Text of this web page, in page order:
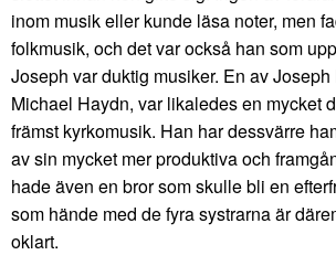
inom musik eller kunde läsa noter, men
folkmusik, och det var också han som
Joseph var duktig musiker. En av
Michael Haydn, var likaledes en mycket
främst kyrkomusik. Han har dessvärre
av sin mycket mer produktiva och
hade även en bror som skulle bli en
som hände med de fyra systrarna är
oklart.